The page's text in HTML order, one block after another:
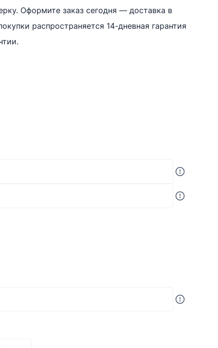
Оформите заказ сегодня — доставка в
распространяется 14-дневная гарантия